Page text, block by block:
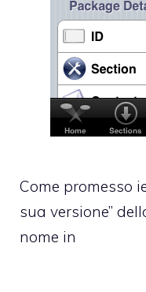
Come promesso
sua versione”
nome in